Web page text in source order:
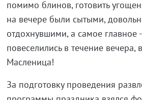
помимо блинов, готовить
на вечере были сытыми,
отдохнувшими, а самое главное
повеселились в течение вечера,
Масленица!
За подготовку проведения